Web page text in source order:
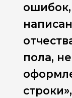
пола,